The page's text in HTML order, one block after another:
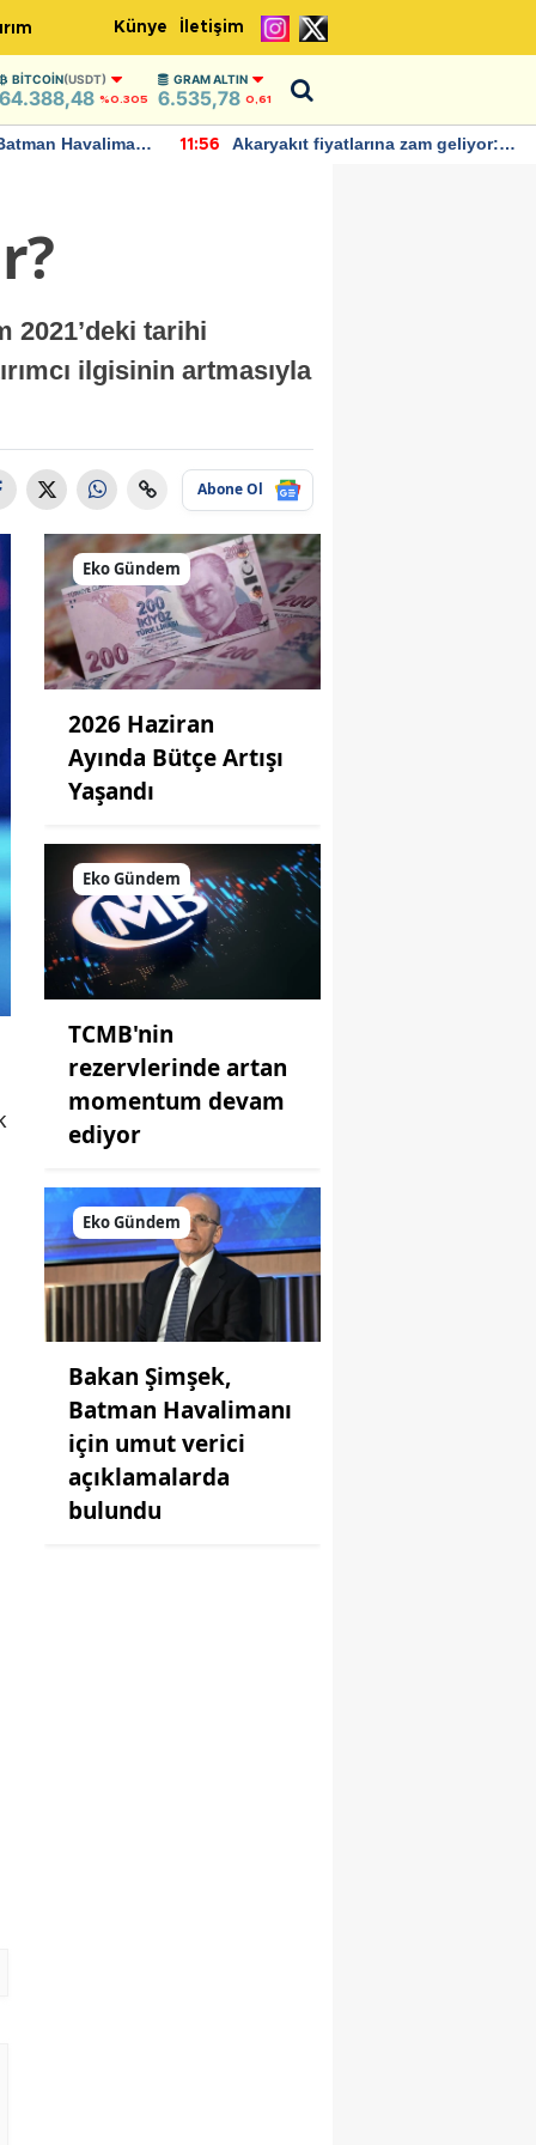
Künye İletişim
BITCOIN(USDT)
64.388,48 %0.305
GRAM ALTIN
6.535,78 0,61
Havalimanı
11:56
Akaryakıt fiyatlarına zam geliyor:
2021’deki tarihi
ilgisinin artmasıyla
Abone Ol
Eko Gündem
2026 Haziran
Ayında Bütçe Artışı
Yaşandı
Eko Gündem
TCMB'nin
rezervlerinde artan
momentum devam
ediyor
Eko Gündem
Bakan Şimşek,
Batman Havalimanı
için umut verici
açıklamalarda
bulundu